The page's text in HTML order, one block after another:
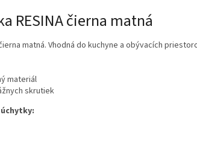
RESINA čierna matná
matná. Vhodná do kuchyne a obývacích
materiál
skrutiek